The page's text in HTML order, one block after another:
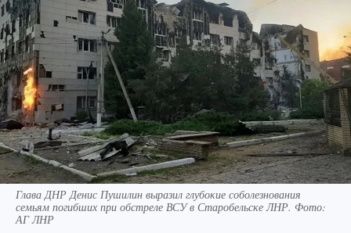
Глава ДНР Денис Пушилин выразил глубокие соболезнования
семьям погибших при обстреле ВСУ в Старобельске ЛНР. Фото:
АГ ЛНР